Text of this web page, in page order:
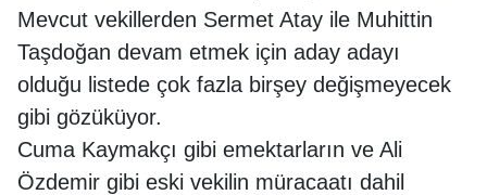
Mevcut vekillerden Sermet Atay ile Muhittin
Taşdoğan devam etmek için aday adayı
olduğu listede çok fazla birşey değişmeyecek
gibi gözüküyor.
Cuma Kaymakçı gibi emektarların ve Ali
Özdemir gibi eski vekilin müracaatı dahil